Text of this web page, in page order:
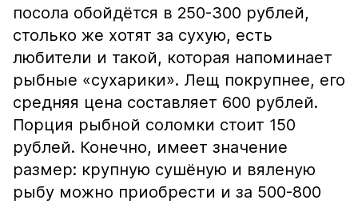
посола обойдётся в 250-300 рублей,
столько же хотят за сухую, есть
любители и такой, которая напоминает
рыбные «сухарики». Лещ покрупнее, его
средняя цена составляет 600 рублей.
Порция рыбной соломки стоит 150
рублей. Конечно, имеет значение
размер: крупную сушёную и вяленую
рыбу можно приобрести и за 500-800